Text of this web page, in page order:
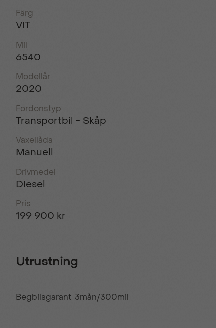
Färg
VIT
Mil
6540
Modellår
2020
Fordonstyp
Transportbil - Skåp
Växellåda
Manuell
Drivmedel
Diesel
Pris
199 900 kr
Utrustning
Begbilsgaranti 3mån/300mil